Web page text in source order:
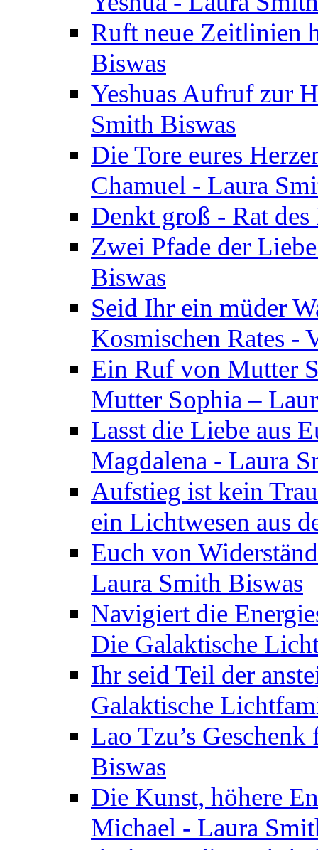
Ruft neue Zeitlinien
Biswas
Yeshuas Aufruf zur
Smith Biswas
Die Tore eures
Chamuel - Laura
Denkt groß - Rat
Zwei Pfade der
Biswas
Seid Ihr ein müder
Kosmischen Rates -
Ein Ruf von Mutter
Mutter Sophia –
Lasst die Liebe aus
Magdalena - Laura
Aufstieg ist kein
ein Lichtwesen aus
Euch von
Laura Smith Biswas
Navigiert die
Die Galaktische
Ihr seid Teil der
Galaktische
Lao Tzu’s
Biswas
Die Kunst, höhere
Michael - Laura